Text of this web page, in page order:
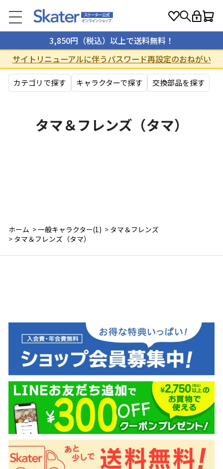
3,850円（税込）以上で送料無料！
サイトリニューアルに伴うパスワード再設定のおねがい
カテゴリで探す キャラクターで探す 交換部品を探す
タマ＆フレンズ（タマ）
ホーム >一般キャラクター(1) > タマ＆フレンズ
> タマ＆フレンズ（タマ）